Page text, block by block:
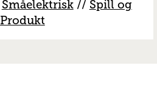
Småelektrisk// Spill og
Produkt